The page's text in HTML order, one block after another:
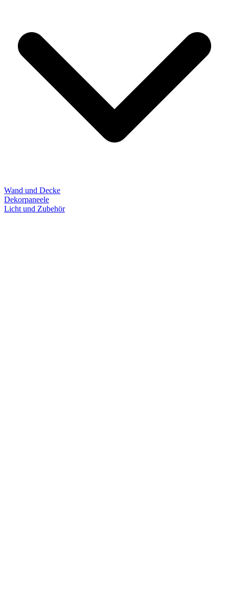
Wand und Decke
Dekorpaneele
Licht und Zubehör